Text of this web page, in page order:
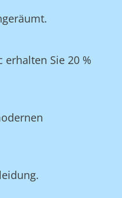
Sie 20 %